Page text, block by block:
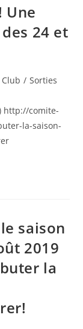
Une
24 et
Club / Sorties
http://comite-
la-saison-
saison
2019
la